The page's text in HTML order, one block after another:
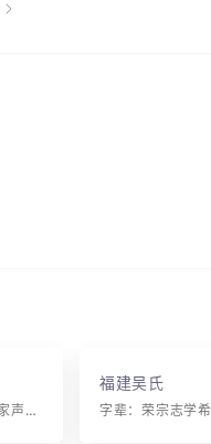
字辈：运立定扬明盛树杰振家声克进兴富贵荣耀祖高官显朝廷
福建吴氏